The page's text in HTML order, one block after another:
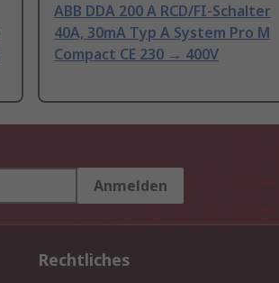
ABB DDA 200 A RCD/FI-Schalter
40A, 30mA Typ A System Pro M
Compact CE 230 → 400V
Anmelden
Rechtliches